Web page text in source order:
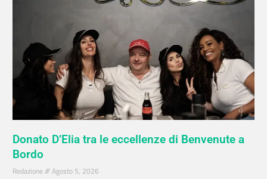
Donato D’Elia tra le eccellenze di Benvenute a
Bordo
Redazione Agosto 5, 2026